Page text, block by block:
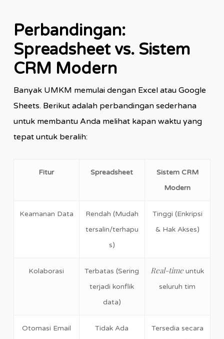
Perbandingan:
Spreadsheet vs. Sistem
CRM Modern
Banyak UMKM memulai dengan Excel atau Google
Sheets. Berikut adalah perbandingan sederhana
untuk membantu Anda melihat kapan waktu yang
tepat untuk beralih:
Fitur Spreadsheet
Sistem CRM
Modern
Keamanan Data
Rendah (Mudah
tersalin/terhapu
s)
Tinggi (Enkripsi
& Hak Akses)
Kolaborasi
Terbatas (Sering
terjadi konflik
data)
Real-time untuk
seluruh tim
Otomasi Email Tidak Ada
Tersedia secara